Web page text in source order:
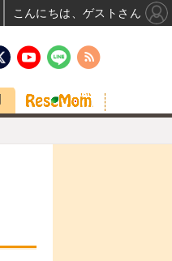
こんにちは、ゲストさん